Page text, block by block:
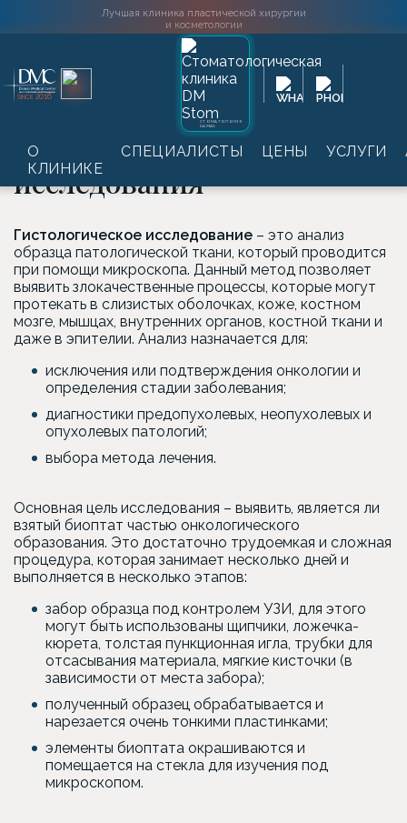
Лучшая клиника пластической хирургии
и косметологии
SINCE 2016
СТОМАТОЛОГИЯ
DAMAS
О
КЛИНИКЕ
СПЕЦИАЛИСТЫ ЦЕНЫ УСЛУГИ
Главная → Лабораторные обследования →
Гистологические исследования
Гистологические
исследования
Гистологическое исследование – это анализ
образца патологической ткани, который проводится
при помощи микроскопа. Данный метод позволяет
выявить злокачественные процессы, которые могут
протекать в слизистых оболочках, коже, костном
мозге, мышцах, внутренних органов, костной ткани и
даже в эпителии. Анализ назначается для:
исключения или подтверждения онкологии и
определения стадии заболевания;
диагностики предопухолевых, неопухолевых и
опухолевых патологий;
выбора метода лечения.
Основная цель исследования – выявить, является ли
взятый биоптат частью онкологического
образования. Это достаточно трудоемкая и сложная
процедура, которая занимает несколько дней и
выполняется в несколько этапов:
забор образца под контролем УЗИ, для этого
могут быть использованы щипчики, ложечка-
кюрета, толстая пункционная игла, трубки для
отсасывания материала, мягкие кисточки (в
зависимости от места забора);
полученный образец обрабатывается и
нарезается очень тонкими пластинками;
элементы биоптата окрашиваются и
помещается на стекла для изучения под
микроскопом.